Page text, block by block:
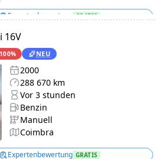
Expertenbewertung GRATIS
16V
100% NEU
2000
288 670 km
Vor 3 stunden
Benzin
Manuell
Coimbra
Expertenbewertung GRATIS